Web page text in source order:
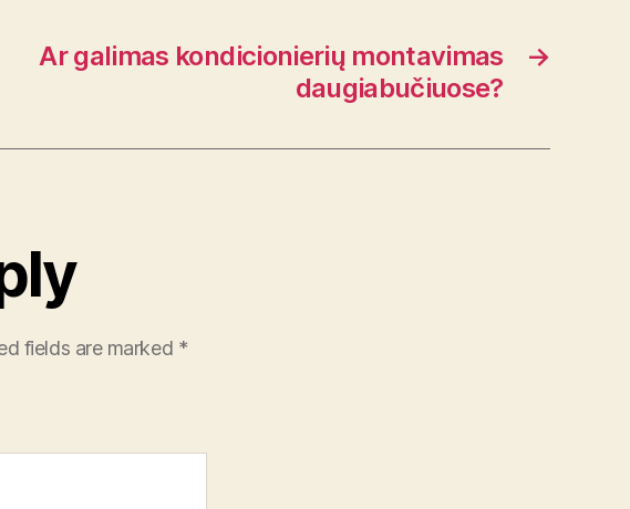
→
Ar galimas kondicionierių montavimas
daugiabučiuose?
fields are marked *